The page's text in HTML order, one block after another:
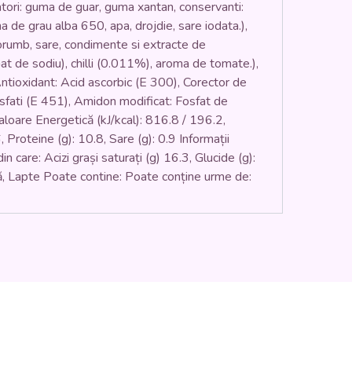
guma de guar, guma xantan, conservanti:
de grau alba 650, apa, drojdie, sare iodata.),
sare, condimente si extracte de
de sodiu), chilli (0.011%), aroma de tomate.),
Acid ascorbic (E 300), Corector de
(E 451), Amidon modificat: Fosfat de
Energetică (kJ/kcal): 816.8 / 196.2,
Proteine (g): 10.8, Sare (g): 0.9 Informații
care: Acizi grași saturați (g) 16.3, Glucide (g):
Lapte Poate contine: Poate conține urme de: